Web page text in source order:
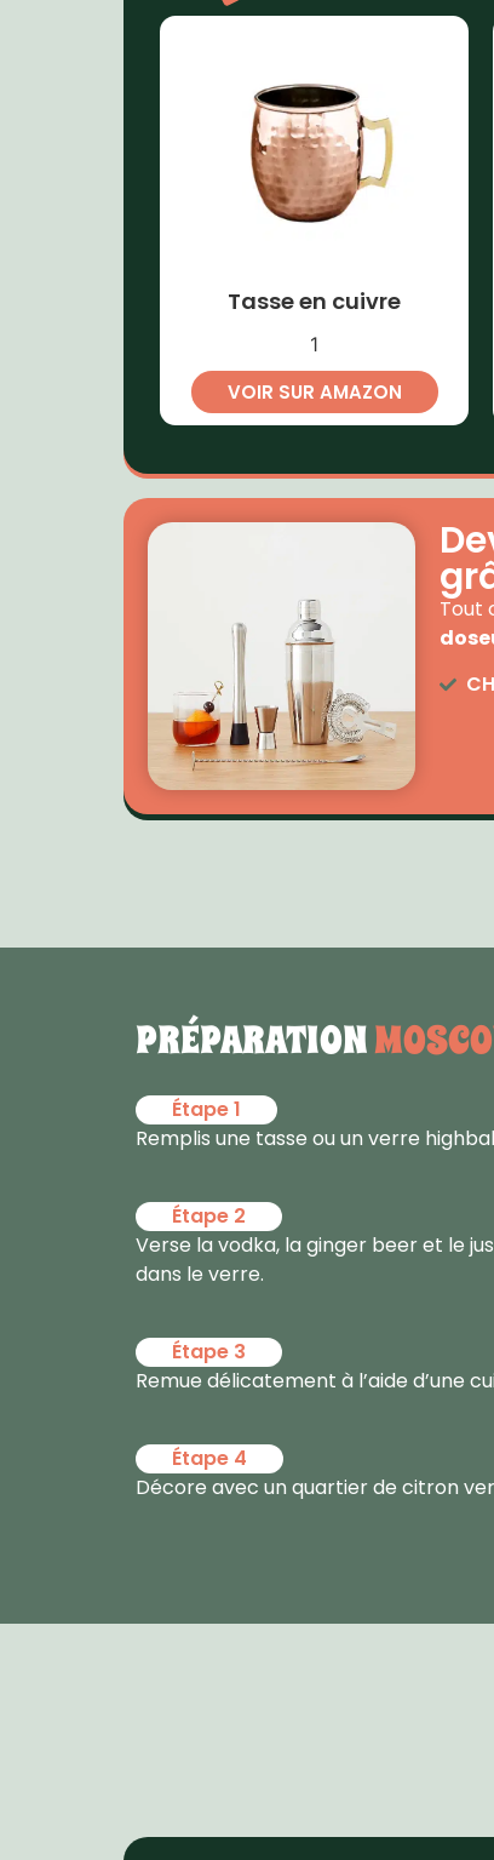
Tasse en cuivre
1
VOIR SUR AMAZON
Tout
PRÉPARATION
Étape 1
Remplis une tasse ou un verre
Étape 2
Verse la vodka, la ginger beer et le
dans le verre.
Étape 3
Remue délicatement à l’aide d’une
Étape 4
Décore avec un quartier de citron